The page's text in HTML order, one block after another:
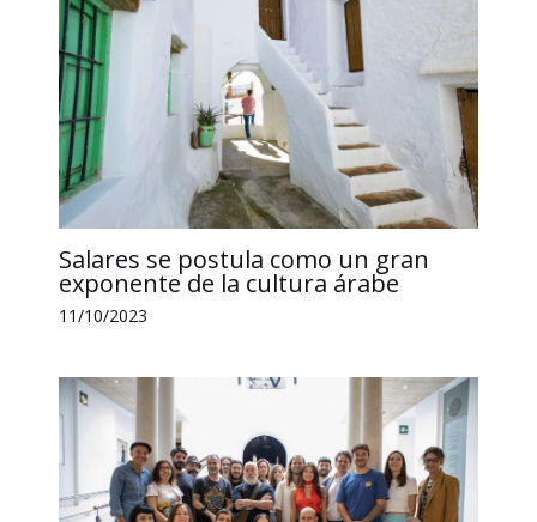
Salares se postula como un gran
exponente de la cultura árabe
11/10/2023